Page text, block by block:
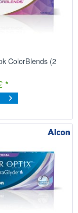
ColorBlends (2
*